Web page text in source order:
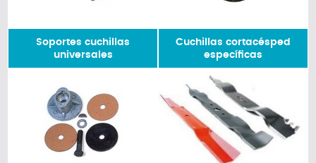
Soportes cuchillas
universales
Cuchillas cortacésped
específicas